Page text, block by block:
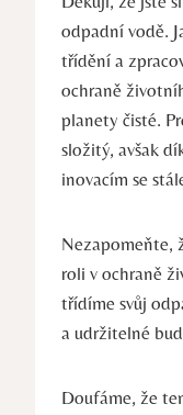
odpadní vodě.
třídění a
ochraně
planety čisté.
složitý, avšak
inovacím se
Nezapomeňte,
roli v ochraně
třídíme svůj
a udržitelné
Doufáme, že